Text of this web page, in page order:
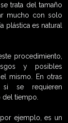
trata del tamaño
mucho con solo
plástica es natural
procedimiento,
y posibles
mismo. En otras
si se requieren
tiempo.
ejemplo, es un